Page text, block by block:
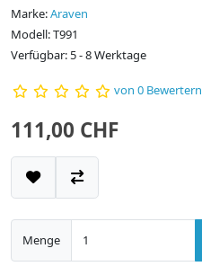
Marke:Araven
Modell: T991
Verfügbar: 5 - 8 Werktage
von 0 Bewertern
111,00 CHF
Menge